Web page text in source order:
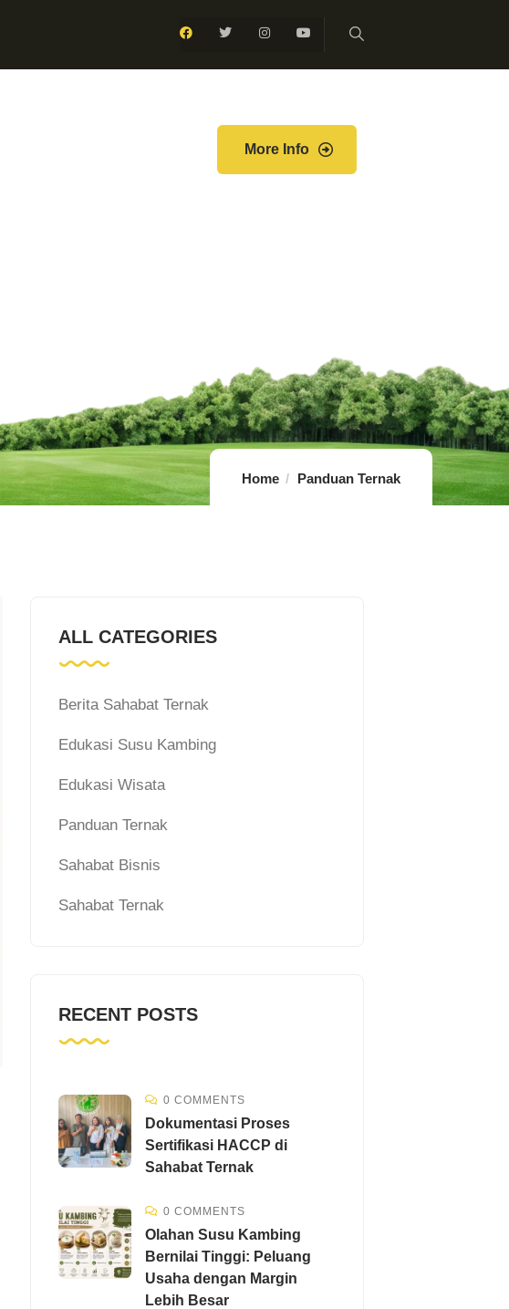
More Info
Home Panduan Ternak
ALL CATEGORIES
Berita Sahabat Ternak
Edukasi Susu Kambing
Edukasi Wisata
Panduan Ternak
Sahabat Bisnis
Sahabat Ternak
RECENT POSTS
0 COMMENTS
Dokumentasi Proses
Sertifikasi HACCP di
Sahabat Ternak
0 COMMENTS
Olahan Susu Kambing
Bernilai Tinggi: Peluang
Usaha dengan Margin
Lebih Besar